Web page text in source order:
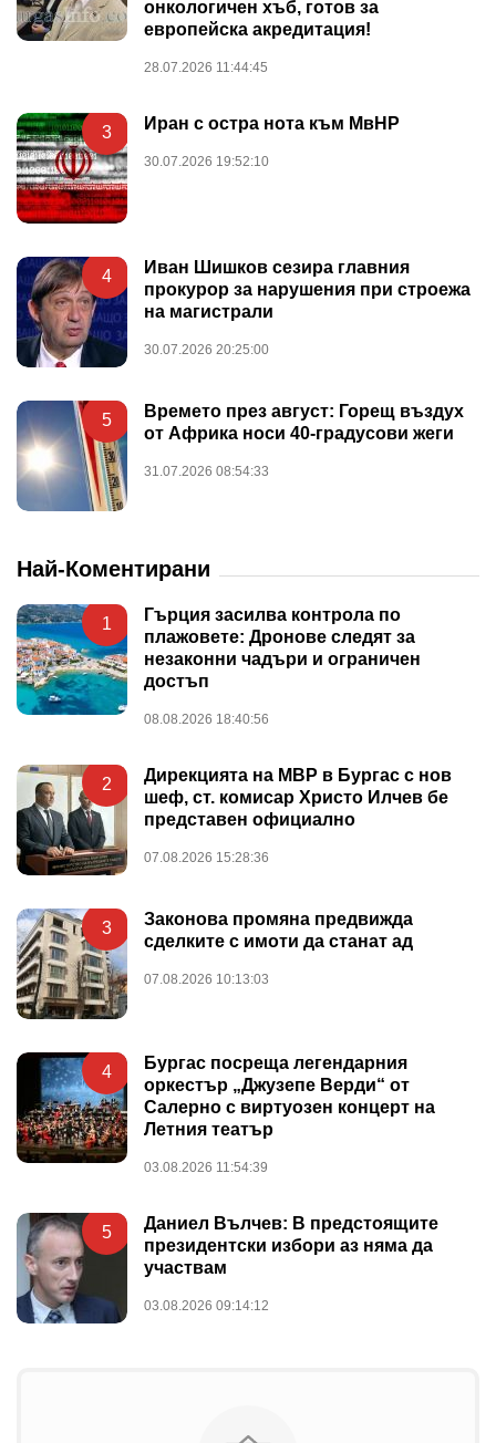
онкологичен хъб, готов за
европейска акредитация!
28.07.2026 11:44:45
3 Иран с остра нота към МвНР
30.07.2026 19:52:10
4
Иван Шишков сезира главния
прокурор за нарушения при строежа
на магистрали
30.07.2026 20:25:00
5
Времето през август: Горещ въздух
от Африка носи 40-градусови жеги
31.07.2026 08:54:33
Най-Коментирани
1
Гърция засилва контрола по
плажовете: Дронове следят за
незаконни чадъри и ограничен
достъп
08.08.2026 18:40:56
2
Дирекцията на МВР в Бургас с нов
шеф, ст. комисар Христо Илчев бе
представен официално
07.08.2026 15:28:36
3
Законова промяна предвижда
сделките с имоти да станат ад
07.08.2026 10:13:03
4
Бургас посреща легендарния
оркестър „Джузепе Верди“ от
Салерно с виртуозен концерт на
Летния театър
03.08.2026 11:54:39
5
Даниел Вълчев: В предстоящите
президентски избори аз няма да
участвам
03.08.2026 09:14:12